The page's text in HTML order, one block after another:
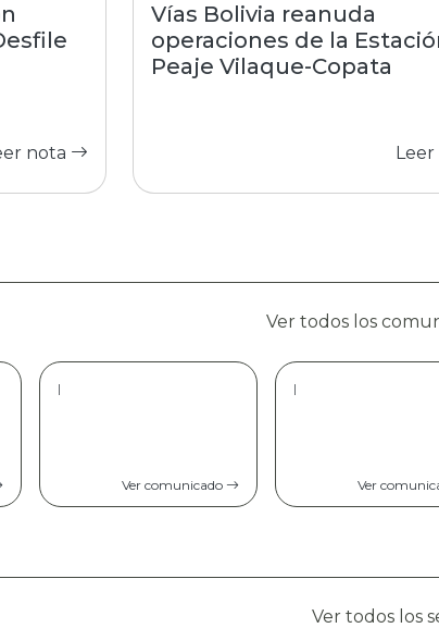
nota
Vías Bolivia reanuda
operaciones de la
Peaje Vilaque-Copata
Ver todos los
|
Ver comunicado
|
Ver
Ver todos los